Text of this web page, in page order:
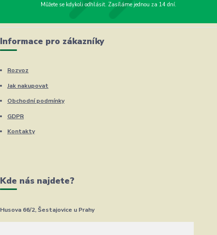
Můžete se kdykoli odhlásit. Zasíláme jednou za 14 dní.
Informace pro zákazníky
Rozvoz
Jak nakupovat
Obchodní podmínky
GDPR
Kontakty
Kde nás najdete?
Husova 66/2, Šestajovice u Prahy